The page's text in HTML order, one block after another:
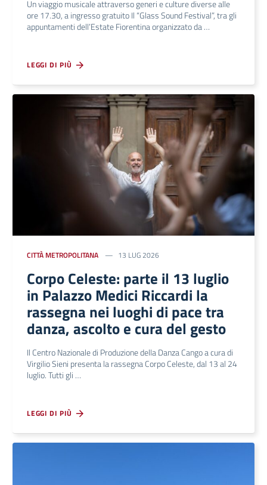
Un viaggio musicale attraverso generi e culture diverse alle
ore 17.30, a ingresso gratuito Il “Glass Sound Festival”, tra gli
appuntamenti dell’Estate Fiorentina organizzato da …
LEGGI DI PIÙ
CITTÀ METROPOLITANA 13 LUG 2026
Corpo Celeste: parte il 13 luglio
in Palazzo Medici Riccardi la
rassegna nei luoghi di pace tra
danza, ascolto e cura del gesto
Il Centro Nazionale di Produzione della Danza Cango a cura di
Virgilio Sieni presenta la rassegna Corpo Celeste, dal 13 al 24
luglio. Tutti gli …
LEGGI DI PIÙ